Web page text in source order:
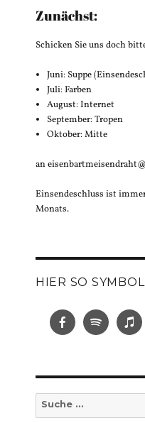
Zunächst:
Schicken Sie uns doch
Juni: Suppe
Juli: Farben
August: Internet
September: Tropen
Oktober: Mitte
an
Einsendeschluss ist
Monats.
HIER SO
Suche
nach: